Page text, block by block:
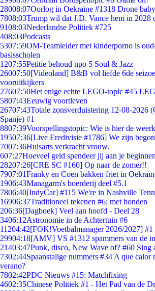
28008:07Oorlog in Oekraïne #1318 Drone
7808:03Trump wil dat J.D. Vance hem in 2028
9108:03Nederlandse Politiek #725
408:03Podcasts
5307:59OM-Teamleider met kinderporno is
basisscholen
1207:55Petitie behoud npo 5 Soul & Jazz
26007:50[Videoland] B&B vol liefde 6de
vooruitkijkers
27607:50Het enige echte LEGO-topic #45
5807:43Eeuwig voortleven
26707:43Totale zonsverduistering 12-08-2026
Spanje) #1
8807:39Voorspellingstopic: Wie is hier de
19507:36[Live Eredivisie #1786] We zijn
7007:36Huisarts verkracht vrouw.
607:27Hoeveel geld spendeer jij aan je
28207:26[CRE SC #160] Op naar de zomer!!
7907:01Franky en Coen bakken friet in
1906:43Managarm's boerderij deel #5.1
7806:40[IndyCar] #115 We're in Nashville
16906:37Traditioneel tekenen #6; met honden
206:36[Dagboek] Veel aan hoofd - Deel 28
3406:12Astronomie in de Achtertuin #6
11204:42[FOK!Voetbalmanager 2026/2027]
29904:18[AMV] VS #1312 spammers van de
21403:47Punk, disco, New Wave of? #60 Sing
7302:44Spaanstalige nummers #34 A que calor
verano?
7802:42PDC Nieuws #15: Matchfixing
4602:35Chinese Politiek #1 - Het Pad van de